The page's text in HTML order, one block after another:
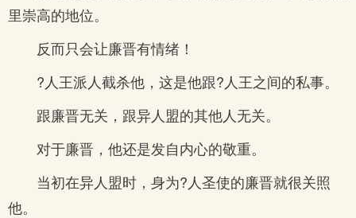
里崇高的地位。
反而只会让廉晋有情绪！
?人王派人截杀他，这是他跟?人王之间的私事。
跟廉晋无关，跟异人盟的其他人无关。
对于廉晋，他还是发自内心的敬重。
当初在异人盟时，身为?人圣使的廉晋就很关照
他。